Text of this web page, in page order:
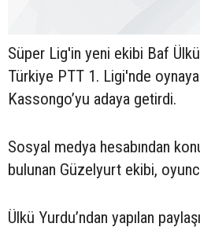
Süper Lig'in yeni ekibi Baf
Türkiye PTT 1. Ligi'nde
Kassongo’yu adaya getirdi.
Sosyal medya hesabından
bulunan Güzelyurt ekibi,
Ülkü Yurdu’ndan yapılan